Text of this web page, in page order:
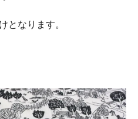
となります。